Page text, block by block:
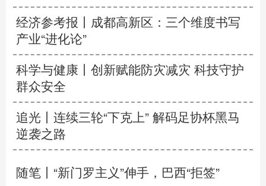
经济参考报丨
成都高新区：三个维度书写
产业“进化论”
科学与健康丨创新赋能防灾减灾 科技守护
群众安全
追光丨 连续三轮“下克上” 解码足协杯黑马
逆袭之路
随笔丨“新门罗主义”伸手，巴西“拒签”